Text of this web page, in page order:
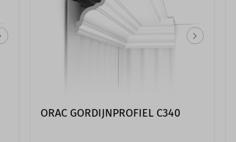
ORAC GORDIJNPROFIEL C340